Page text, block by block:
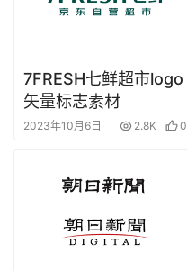
7FRESH七鲜超市logo
矢量标志素材
2023年10月6日 2.8K 0